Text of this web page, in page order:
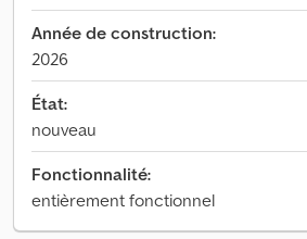
Année de construction:
2026
État:
nouveau
Fonctionnalité:
entièrement fonctionnel